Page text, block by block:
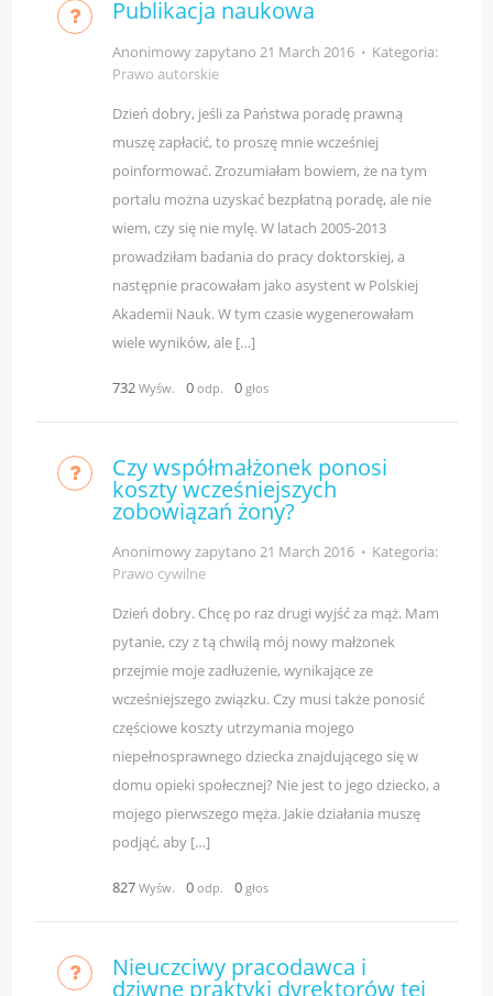
Publikacja naukowa
Anonimowy zapytano 21 March 2016 ⋅ Kategoria:
Prawo autorskie
Dzień dobry, jeśli za Państwa poradę prawną
muszę zapłacić, to proszę mnie wcześniej
poinformować. Zrozumiałam bowiem, że na tym
portalu można uzyskać bezpłatną poradę, ale nie
wiem, czy się nie mylę. W latach 2005-2013
prowadziłam badania do pracy doktorskiej, a
następnie pracowałam jako asystent w Polskiej
Akademii Nauk. W tym czasie wygenerowałam
wiele wyników, ale […]
732Wyśw. 0odp. 0głos
Czy współmałżonek ponosi
koszty wcześniejszych
zobowiązań żony?
Anonimowy zapytano 21 March 2016 ⋅ Kategoria:
Prawo cywilne
Dzień dobry. Chcę po raz drugi wyjść za mąż. Mam
pytanie, czy z tą chwilą mój nowy małżonek
przejmie moje zadłużenie, wynikające ze
wcześniejszego związku. Czy musi także ponosić
częściowe koszty utrzymania mojego
niepełnosprawnego dziecka znajdującego się w
domu opieki społecznej? Nie jest to jego dziecko, a
mojego pierwszego męża. Jakie działania muszę
podjąć, aby […]
827Wyśw. 0odp. 0głos
Nieuczciwy pracodawca i
dziwne praktyki dyrektorów tej